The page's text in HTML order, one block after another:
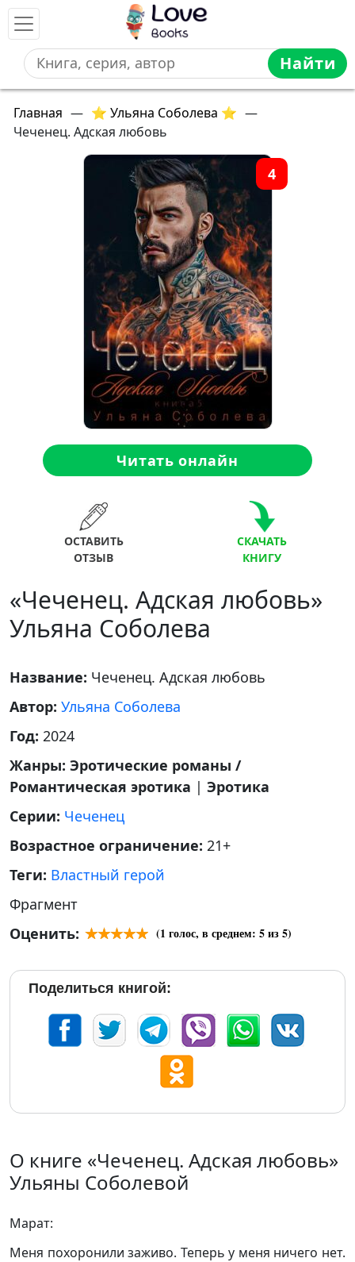
Найти
Главная — ⭐ Ульяна Соболева ⭐ —
Чеченец. Адская любовь
4
Читать онлайн
ОСТАВИТЬ
ОТЗЫВ
СКАЧАТЬ
КНИГУ
«Чеченец. Адская любовь»
Ульяна Соболева
Название: Чеченец. Адская любовь
Автор: Ульяна Соболева
Год: 2024
Жанры: Эротические романы /
Романтическая эротика | Эротика
Серии: Чеченец
Возрастное ограничение: 21+
Теги: Властный герой
Фрагмент
Оценить:
(1 голос, в среднем: 5из 5)
Поделиться книгой:
О книге «Чеченец. Адская любовь»
Ульяны Соболевой
Марат:
Меня похоронили заживо. Теперь у меня ничего нет.